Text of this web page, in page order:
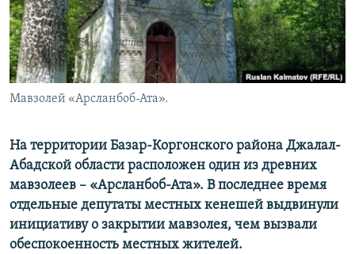
Мавзолей «Арсланбоб-Ата».
На территории Базар-Коргонского района Джалал-
Абадской области расположен один из древних
мавзолеев – «Арсланбоб-Ата». В последнее время
отдельные депутаты местных кенешей выдвинули
инициативу о закрытии мавзолея, чем вызвали
обеспокоенность местных жителей.